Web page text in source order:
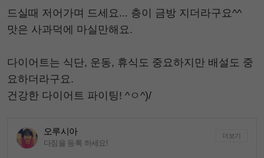
드실때 저어가며 드세요... 층이 금방 지더라구요^^
맛은 사과덕에 마실만해요.
다이어트는 식단, 운동, 휴식도 중요하지만 배설도 중
요하더라구요.
건강한 다이어트 파이팅! ^ㅇ^)/
오루시아
다짐을 등록 하세요!
더보기